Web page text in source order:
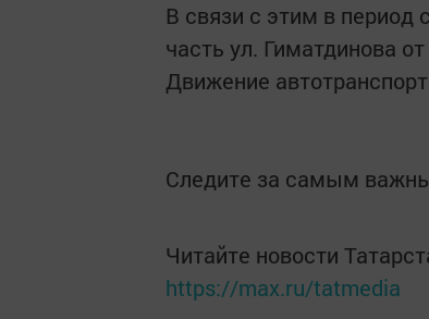
В связи с этим в период
часть ул. Гиматдинова
Движение
Следите за самым
Читайте новости
https://max.ru/tatmedia